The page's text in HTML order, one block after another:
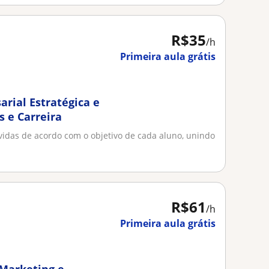
R$35/h
Primeira aula grátis
Estratégica e
e Carreira
de acordo com o objetivo de cada aluno, unindo
R$61/h
Primeira aula grátis